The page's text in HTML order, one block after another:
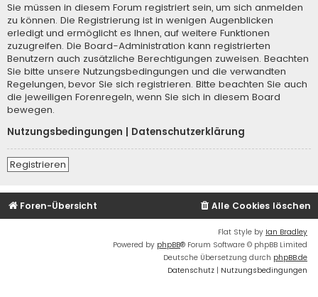
Sie müssen in diesem Forum registriert sein, um sich anmelden
zu können. Die Registrierung ist in wenigen Augenblicken
erledigt und ermöglicht es Ihnen, auf weitere Funktionen
zuzugreifen. Die Board-Administration kann registrierten
Benutzern auch zusätzliche Berechtigungen zuweisen. Beachten
Sie bitte unsere Nutzungsbedingungen und die verwandten
Regelungen, bevor Sie sich registrieren. Bitte beachten Sie auch
die jeweiligen Forenregeln, wenn Sie sich in diesem Board
bewegen.
Nutzungsbedingungen
Datenschutzerklärung
Registrieren
Foren-Übersicht Alle Cookies löschen
Flat Style by Ian Bradley
Powered by phpBB® Forum Software © phpBB Limited
Deutsche Übersetzung durch phpBB.de
Datenschutz | Nutzungsbedingungen